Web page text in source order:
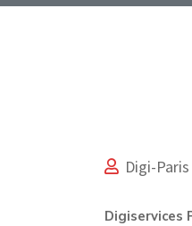
Digi-Paris
Digiservices